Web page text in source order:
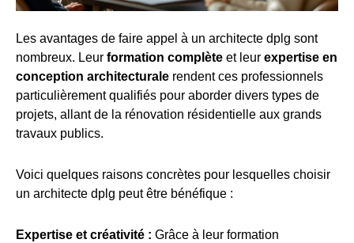
Les avantages de faire appel à un architecte dplg sont
nombreux. Leur formation complète et leur expertise en
conception architecturale rendent ces professionnels
particulièrement qualifiés pour aborder divers types de
projets, allant de la rénovation résidentielle aux grands
travaux publics.
Voici quelques raisons concrètes pour lesquelles choisir
un architecte dplg peut être bénéfique :
Expertise et créativité : Grâce à leur formation